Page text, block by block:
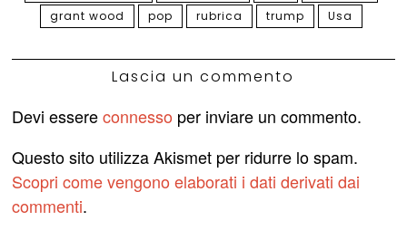
grant wood
pop rubrica trump Usa
Lascia un commento
Devi essereconnesso per inviare un commento.
Questo sito utilizza Akismet per ridurre lo spam.
Scopri come vengono elaborati i dati derivati dai
commenti.